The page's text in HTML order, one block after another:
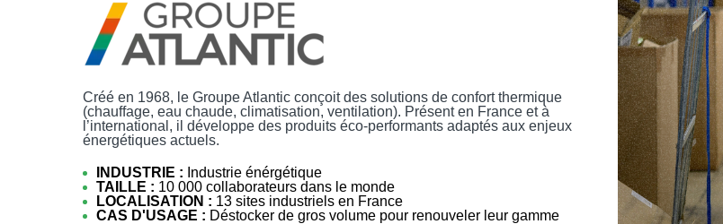
Créé en 1968, le Groupe Atlantic conçoit des solutions de confort thermique
(chauffage, eau chaude, climatisation, ventilation). Présent en France et à
l’international, il développe des produits éco-performants adaptés aux enjeux
énergétiques actuels.
INDUSTRIE : Industrie énérgétique
TAILLE : 10 000 collaborateurs dans le monde
LOCALISATION : 13 sites industriels en France
CAS D'USAGE : Déstocker de gros volume pour renouveler leur gamme